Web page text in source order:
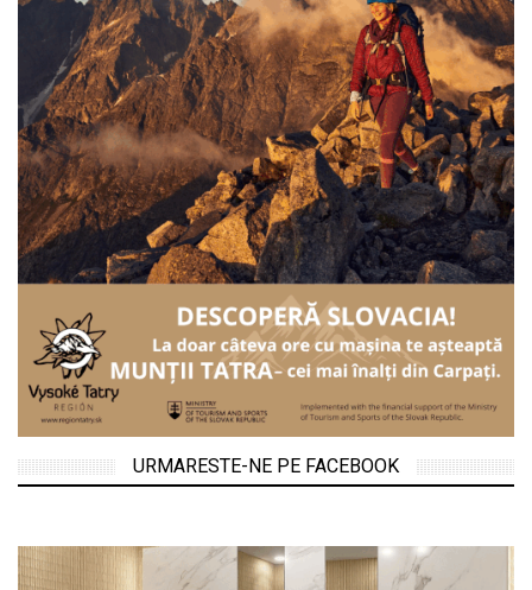
URMARESTE-NE PE FACEBOOK